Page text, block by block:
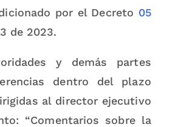
por el Decreto 05
de 2023.
y demás partes
dentro del plazo
al director ejecutivo
“Comentarios sobre la